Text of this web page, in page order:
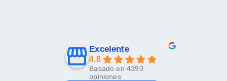
Excelente
4.8
Basado en 4390
opiniones